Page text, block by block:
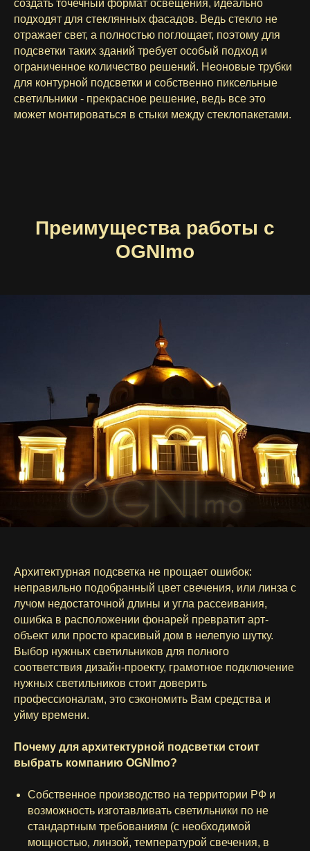
создать точечный формат освещения, идеально
подходят для стеклянных фасадов. Ведь стекло не
отражает свет, а полностью поглощает, поэтому для
подсветки таких зданий требует особый подход и
ограниченное количество решений. Неоновые трубки
для контурной подсветки и собственно пиксельные
светильники - прекрасное решение, ведь все это
может монтироваться в стыки между стеклопакетами.
Преимущества работы с
OGNImo
Архитектурная подсветка не прощает ошибок:
неправильно подобранный цвет свечения, или линза с
лучом недостаточной длины и угла рассеивания,
ошибка в расположении фонарей превратит арт-
объект или просто красивый дом в нелепую шутку.
Выбор нужных светильников для полного
соответствия дизайн-проекту, грамотное подключение
нужных светильников стоит доверить
профессионалам, это сэкономить Вам средства и
уйму времени.
Почему для архитектурной подсветки стоит
выбрать компанию OGNImo?
Собственное производство на территории РФ и
возможность изготавливать светильники по не
стандартным требованиям (с необходимой
мощностью, линзой, температурой свечения, в